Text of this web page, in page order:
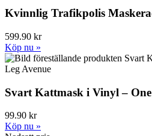
Kvinnlig Trafikpolis
599.90 kr
Köp nu »
Leg Avenue
Svart Kattmask i Vinyl – One
99.90 kr
Köp nu »